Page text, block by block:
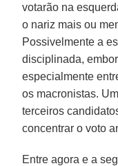
votarão na
o nariz mais ou
Possivelmente a
disciplinada,
especialmente
os macronistas.
terceiros
concentrar o voto
Entre agora e a